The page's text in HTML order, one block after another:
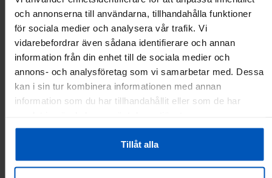
och annonserna till användarna, tillhandahålla funktioner
för sociala medier och analysera vår trafik. Vi
vidarebefordrar även sådana identifierare och annan
information från din enhet till de sociala medier och
annons- och analysföretag som vi samarbetar med. Dessa
kan i sin tur kombinera informationen med annan
information som du har tillhandahållit eller som de har
Tillåt alla
Presentkort för cykeltillbehör
Presentkort för cykeltillbehör